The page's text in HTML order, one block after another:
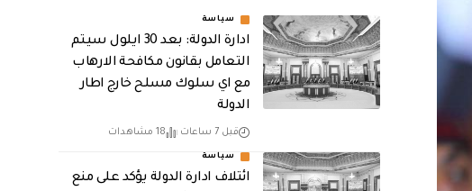
سياسة
ادارة الدولة: بعد 30 ايلول سيتم
التعامل بقانون مكافحة الارهاب
مع اي سلوك مسلح خارج اطار
الدولة
قبل 7 ساعات 18 مشاهدات
سياسة
ائتلاف ادارة الدولة يؤكد على منع